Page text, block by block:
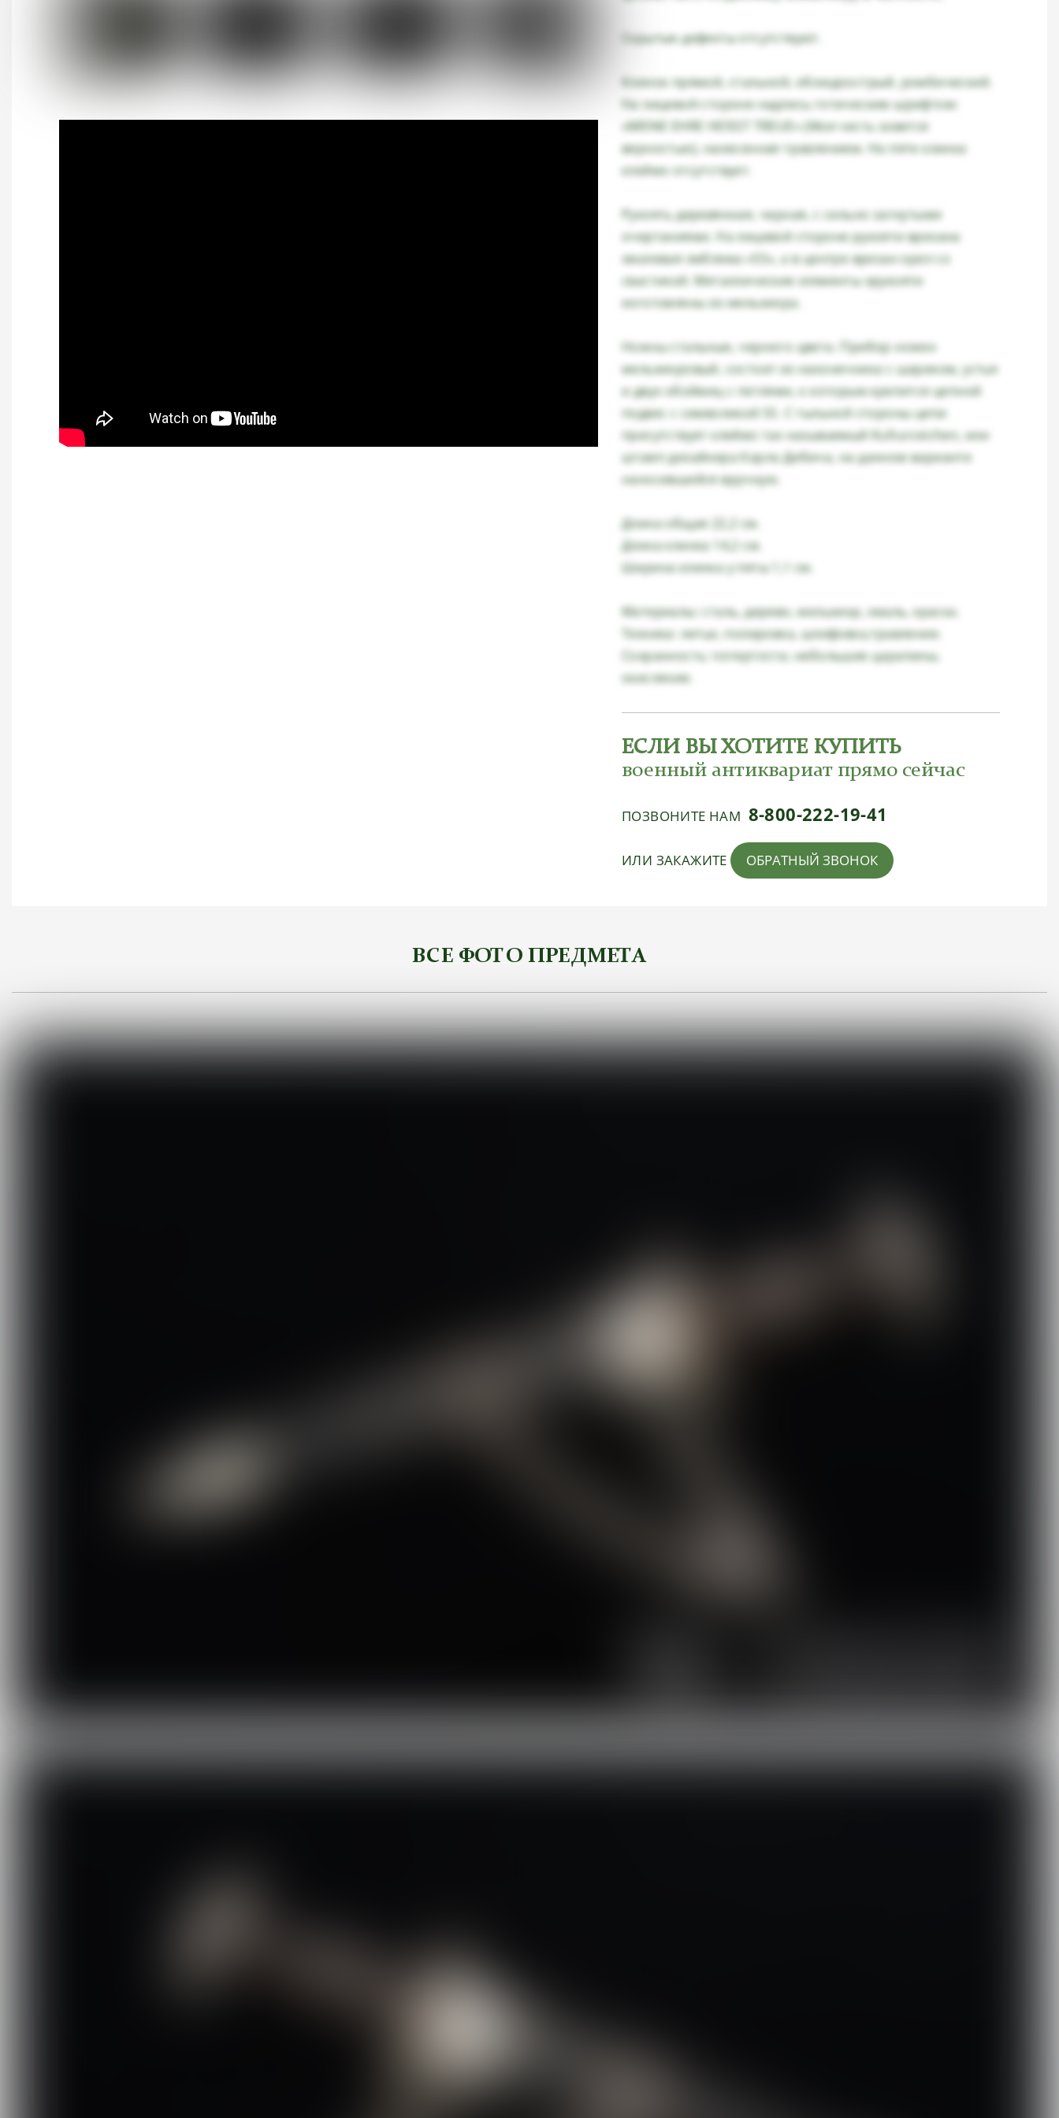
Скрытые дефекты отсутствуют.
Клинок прямой, стальной, обоюдоострый, ромбический.
На лицевой стороне надпись готическим шрифтом:
«MEINE EHRE HEISST TREUE» (Моя честь зовется
верностью), нанесенная травлением. На пяте клинка
клеймо отсутствует.
Рукоять деревянная, черная, с сильно загнутыми
очертаниями. На лицевой стороне рукояти врезана
эмалевая эмблема «SS», а в центре врезан орел со
свастикой. Металлические элементы эрукояти
изготовлены из мельхиора.
Ножны стальные, черного цвета. Прибор ножен
мельхиоровый, состоит из наконечника с шариком, устья
и двух обоймиц с петлями, к которым крепится цепной
подвес с символикой SS. С тыльной стороны цепи
присутствует клеймо так называемый Kulturzeichen, или
штамп дизайнера Карла Дибича, на данном варианте
наносившийся вручную.
Длина общая 22,2 см.
Длина клинка 14,2 см.
Ширина клинка у пяты 1,1 см.
Материалы: сталь, дерево, мельхиор, эмаль, краска.
Техника: литье, полировка, шлифовка,травление.
Сохранность: потертости, небольшие царапины,
окисление.
ЕСЛИ ВЫ ХОТИТЕ КУПИТЬ
военный антиквариат прямо сейчас
ПОЗВОНИТЕ НАМ 8-800-222-19-41
ИЛИ ЗАКАЖИТЕ ОБРАТНЫЙ ЗВОНОК
ВСЕ ФОТО ПРЕДМЕТА